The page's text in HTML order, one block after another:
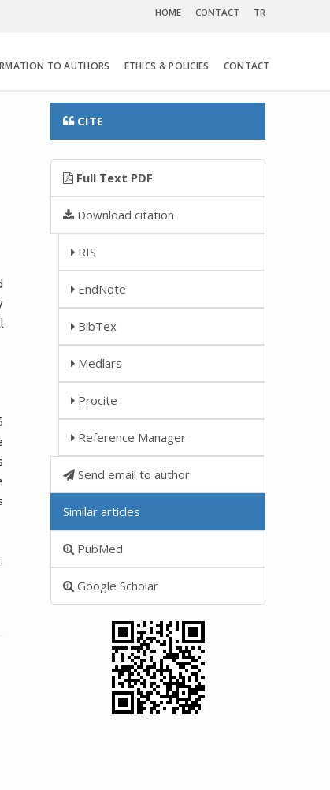
HOME CONTACT TR
TO AUTHORS ETHICS & POLICIES CONTACT
CITE
Full Text PDF
Download citation
RIS
EndNote
BibTex
Medlars
Procite
Reference Manager
Send email to author
Similar articles
PubMed
Google Scholar